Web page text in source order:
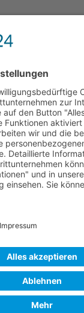
Cookie-Einstellungen
Impressum
Intern